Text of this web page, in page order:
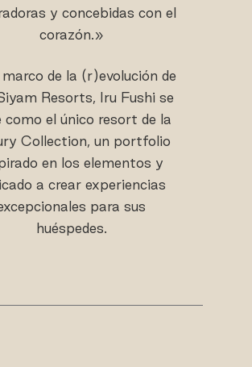
y concebidas con el
corazón.»
marco de la (r)evolución de
Resorts, Iru Fushi se
como el único resort de la
Collection, un portfolio
en los elementos y
a crear experiencias
para sus
huéspedes.